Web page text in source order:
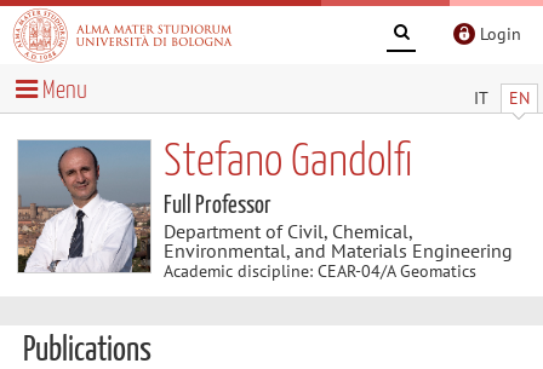
Login
IT EN
Menu
Stefano Gandolfi
Full Professor
Department of Civil, Chemical,
Environmental, and Materials Engineering
Academic discipline: CEAR-04/A Geomatics
Publications